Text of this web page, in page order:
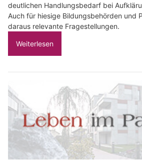
deutlichen Handlungsbedarf bei
Auch für hiesige Bildungsbehörden und
daraus relevante Fragestellungen.
Weiterlesen